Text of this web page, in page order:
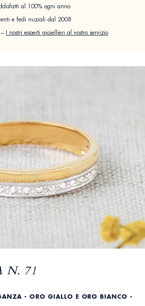
al 100% ogni anno
e fedi nuziali dal 2008
I nostri esperti gioiellieri al vostro servizio
N. 71
- ORO GIALLO E ORO BIANCO -